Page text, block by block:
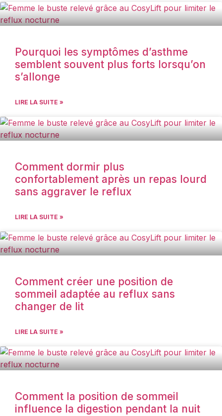
Pourquoi les symptômes d’asthme
semblent souvent plus forts lorsqu’on
s’allonge
LIRE LA SUITE »
Comment dormir plus
confortablement après un repas lourd
sans aggraver le reflux
LIRE LA SUITE »
Comment créer une position de
sommeil adaptée au reflux sans
changer de lit
LIRE LA SUITE »
Comment la position de sommeil
influence la digestion pendant la nuit